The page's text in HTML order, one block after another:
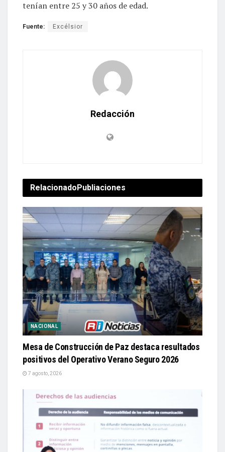
tenían entre 25 y 30 años de edad.
Fuente: Excélsior
Redacción
RelacionadoPubliaciones
NACIONAL
Mesa de Construcción de Paz destaca resultados
positivos del Operativo Verano Seguro 2026
7 agosto, 2026